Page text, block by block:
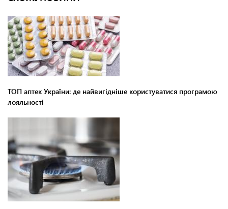
ТОП аптек України: де найвигідніше користуватися програмою
лояльності